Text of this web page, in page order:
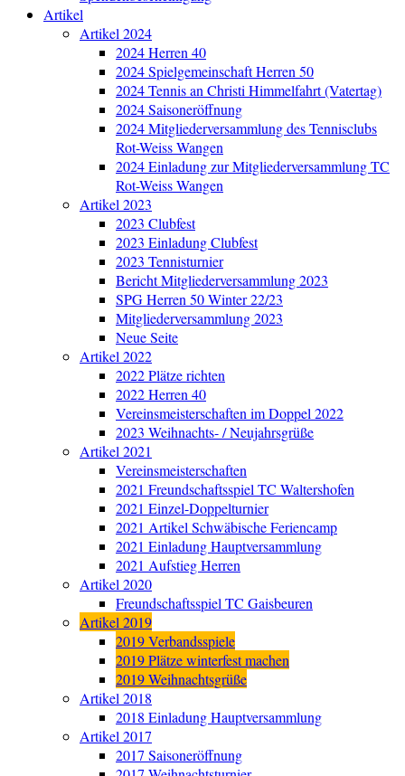
Artikel
Artikel 2024
2024 Herren 40
2024 Spielgemeinschaft Herren 50
2024 Tennis an Christi Himmelfahrt (Vatertag)
2024 Saisoneröffnung
2024 Mitgliederversammlung des Tennisclubs
Rot-Weiss Wangen
2024 Einladung zur Mitgliederversammlung TC
Rot-Weiss Wangen
Artikel 2023
2023 Clubfest
2023 Einladung Clubfest
2023 Tennisturnier
Bericht Mitgliederversammlung 2023
SPG Herren 50 Winter 22/23
Mitgliederversammlung 2023
Neue Seite
Artikel 2022
2022 Plätze richten
2022 Herren 40
Vereinsmeisterschaften im Doppel 2022
2023 Weihnachts- / Neujahrsgrüße
Artikel 2021
Vereinsmeisterschaften
2021 Freundschaftsspiel TC Waltershofen
2021 Einzel-Doppelturnier
2021 Artikel Schwäbische Feriencamp
2021 Einladung Hauptversammlung
2021 Aufstieg Herren
Artikel 2020
Freundschaftsspiel TC Gaisbeuren
Artikel 2019
2019 Verbandsspiele
2019 Plätze winterfest machen
2019 Weihnachtsgrüße
Artikel 2018
2018 Einladung Hauptversammlung
Artikel 2017
2017 Saisoneröffnung